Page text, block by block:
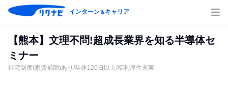
インターン＆キャリア
【熊本】文理不問!超成長業界を知る半導体セ
ミナー
社宅制度(家賃補助)あり/年休120日以上/福利厚生充実